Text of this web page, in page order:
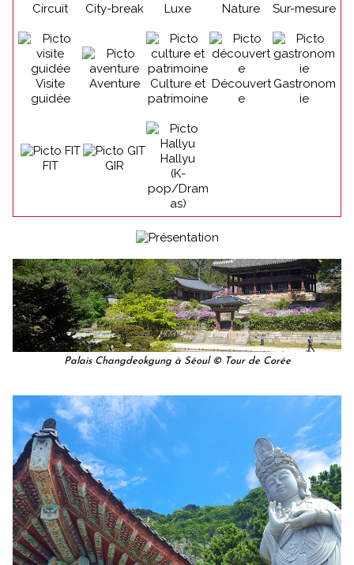
Circuit City-break Luxe Nature Sur-mesure
Visite
guidée
Aventure
Culture et
patrimoine
Découvert
e
Gastronom
ie
FIT GIR
Hallyu
(K-
pop/Dram
as)
Palais Changdeokgung à Séoul © Tour de Corée